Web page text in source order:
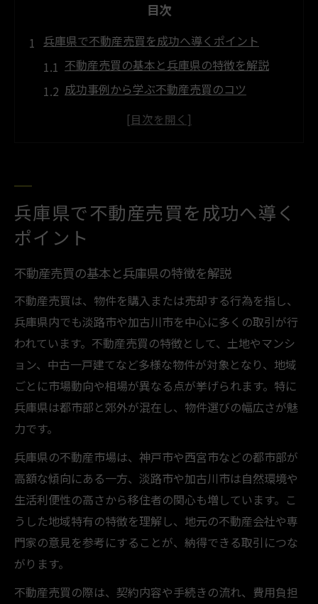
目次
兵庫県で不動産売買を成功へ導くポイント
不動産売買の基本と兵庫県の特徴を解説
成功事例から学ぶ不動産売買のコツ
不動産売買で注意すべき契約内容のポイン
淡路市や加古川市の地価動向を徹底解説
不動産売買に役立つ地価動向の見方とは
地価上昇の傾向と不動産売買のタイミング
不動産売買前に知りたい地価情報の集め方
地価動向が不動産売買に与える影響とは
不動産売買時に抑えたい費用と手続き
不動産売買に必要な主な費用項目を解説
売買時にかかる諸費用と節約のポイント
相談料金や仲介手数料の相場をチェック
費用トラブルを防ぐための事前準備法
地価変動の今を読む淡路市加古川市の魅力
不動産売買におけるエリア選びの視点
地価変動と今注目の淡路市加古川市の特徴
暮らしやすさと不動産売買の関係性を解説
兵庫県で不動産売買を成功へ導く
ポイント
不動産売買の基本と兵庫県の特徴を解説
不動産売買は、物件を購入または売却する行為を指し、
兵庫県内でも淡路市や加古川市を中心に多くの取引が行
われています。不動産売買の特徴として、土地やマンシ
ョン、中古一戸建てなど多様な物件が対象となり、地域
ごとに市場動向や相場が異なる点が挙げられます。特に
兵庫県は都市部と郊外が混在し、物件選びの幅広さが魅
力です。
兵庫県の不動産市場は、神戸市や西宮市などの都市部が
高額な傾向にある一方、淡路市や加古川市は自然環境や
生活利便性の高さから移住者の関心も増しています。こ
うした地域特有の特徴を理解し、地元の不動産会社や専
門家の意見を参考にすることが、納得できる取引につな
がります。
不動産売買の際は、契約内容や手続きの流れ、費用負担